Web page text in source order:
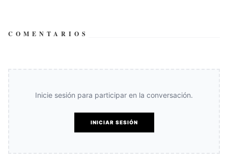
COMENTARIOS
Inicie sesión para participar en la conversación.
INICIAR SESIÓN